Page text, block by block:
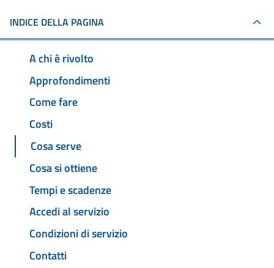
INDICE DELLA PAGINA
A chi è rivolto
Approfondimenti
Come fare
Costi
Cosa serve
Cosa si ottiene
Tempi e scadenze
Accedi al servizio
Condizioni di servizio
Contatti